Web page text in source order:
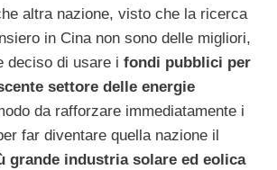
altra nazione, visto che la ricerca
in Cina non sono delle migliori,
deciso di usare i fondi pubblici per
settore delle energie
da rafforzare immediatamente i
far diventare quella nazione il
grande industria solare ed eolica